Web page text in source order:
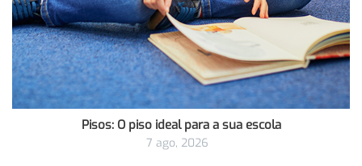
Pisos: O piso ideal para a sua escola
7 ago, 2026